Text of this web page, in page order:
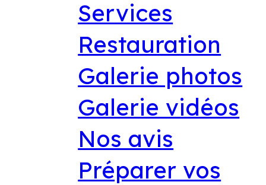
Services
Restauration
Galerie photos
Galerie vidéos
Nos avis
Préparer vos